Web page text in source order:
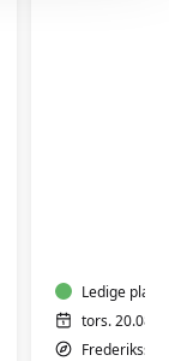
Ledige
tors.